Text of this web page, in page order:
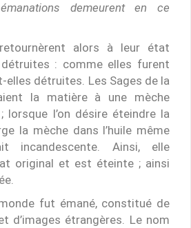
demeurent en ce
alors à leur état
: comme elles furent
elles détruites. Les Sages de la
la matière à une mèche
; lorsque l’on désire éteindre la
la mèche dans l’huile même
incandescente. Ainsi, elle
original et est éteinte ; ainsi
fut émané, constitué de
d’images étrangères. Le nom